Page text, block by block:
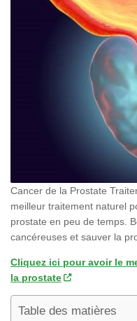
Cancer de la Prostate
meilleur traitement naturel
prostate en peu de temps.
cancéreuses et sauver la
Cliquez ici pour avoir le
la prostate
Table des matières